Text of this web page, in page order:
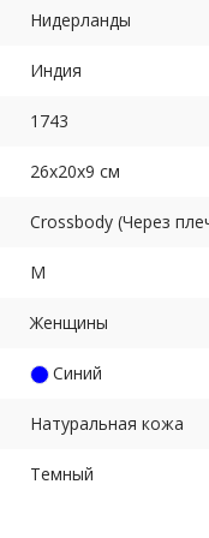
Нидерланды
Индия
1743
26х20х9 см
Crossbody (Через
M
Женщины
Синий
Натуральная кожа
Темный